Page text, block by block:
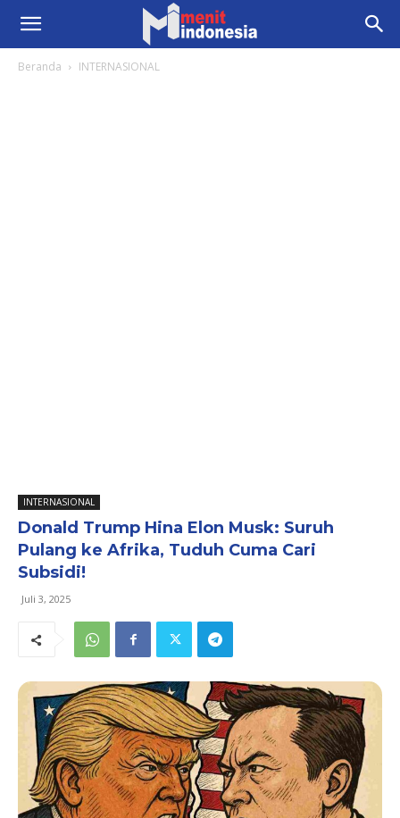
Beranda INTERNASIONAL
INTERNASIONAL
Donald Trump Hina Elon Musk: Suruh
Pulang ke Afrika, Tuduh Cuma Cari
Subsidi!
Juli 3, 2025